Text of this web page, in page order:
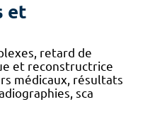
et
retard de
et reconstructrice
médicaux, résultats
sca